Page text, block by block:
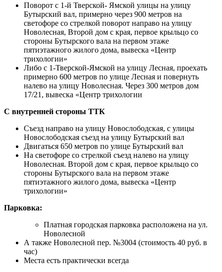
Поворот с 1-й Тверской- Ямской улицы на улицу
Бутырский вал, примерно через 900 метров на
светофоре со стрелкой поворот направо на улицу
Новолесная, Второй дом с края, первое крыльцо со
стороны Бутырского вала на первом этаже
пятиэтажного жилого дома, вывеска «Центр
трихологии»
Либо с 1-Тверской-Ямской на улицу Лесная, проехать
примерно 600 метров по улице Лесная и повернуть
налево на улицу Новолесная. Через 300 метров дом
17/21, вывеска «Центр трихологии
С внутренней стороны ТТК
Съезд направо на улицу Новослободская, с улицы
Новослободская съезд на улицу Бутырский вал
Двигаться 650 метров по улице Бутырский вал
На светофоре со стрелкой съезд налево на улицу
Новолесная. Второй дом с края, первое крыльцо со
стороны Бутырского вала на первом этаже
пятиэтажного жилого дома, вывеска «Центр
трихологии»
Парковка:
Платная городская парковка расположена на ул.
Новолесной
А также Новолесной пер. №3004 (стоимость 40 руб. в
час)
Места есть практически всегда